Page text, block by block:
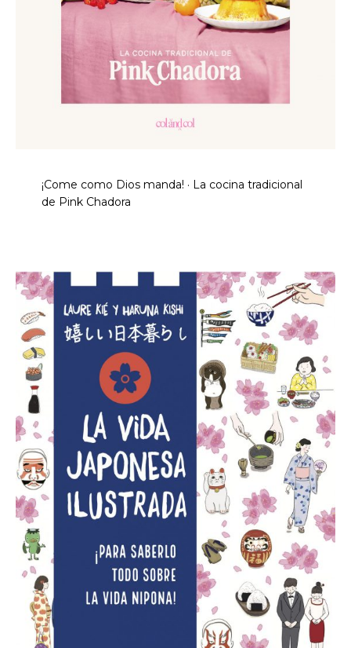
¡Come como Dios manda! · La cocina tradicional
de Pink Chadora